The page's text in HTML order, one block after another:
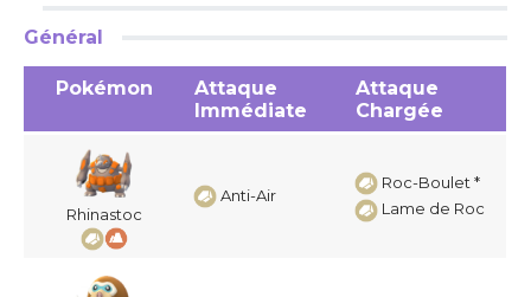
Général
Pokémon
Attaque
Immédiate
Attaque
Chargée
Rhinastoc
Anti-Air
Roc-Boulet *
Lame de Roc